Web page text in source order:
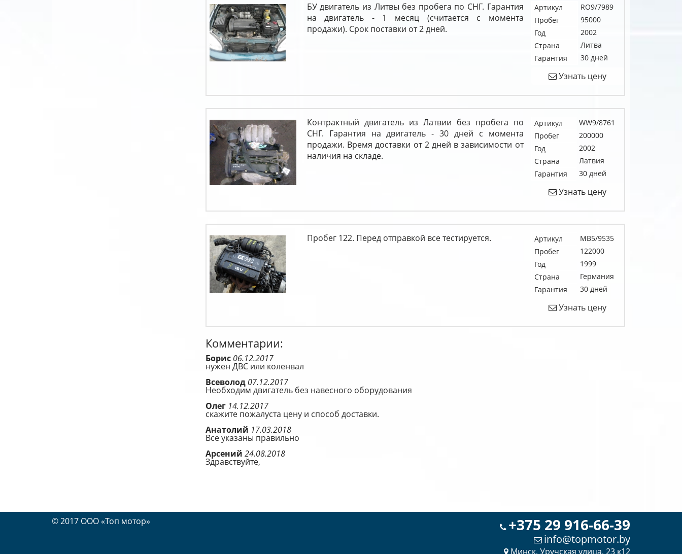
БУ двигатель из Литвы без пробега по СНГ. Гарантия
на двигатель - 1 месяц (считается с момента
продажи). Срок поставки от 2 дней.
Артикул
RO9/7989
Пробег
95000
Год
2002
Страна
Литва
Гарантия
30 дней
Узнать цену
Контрактный двигатель из Латвии без пробега по
СНГ. Гарантия на двигатель - 30 дней с момента
продажи. Время доставки от 2 дней в зависимости от
наличия на складе.
Артикул
WW9/8761
Пробег
200000
Год
2002
Страна
Латвия
Гарантия
30 дней
Узнать цену
Пробег 122. Перед отправкой все тестируется. Артикул
MB5/9535
Пробег
122000
Год
1999
Страна
Германия
Гарантия
30 дней
Узнать цену
Комментарии:
Борис 06.12.2017
нужен ДВС или коленвал
Всеволод 07.12.2017
Необходим двигатель без навесного оборудования
Олег 14.12.2017
скажите пожалуста цену и способ доставки.
Анатолий 17.03.2018
Все указаны правильно
Арсений 24.08.2018
Здравствуйте,
© 2017 OOO «Топ мотор» +375 29 916-66-39
info@topmotor.by
Минск, Уручская улица, 23 к12